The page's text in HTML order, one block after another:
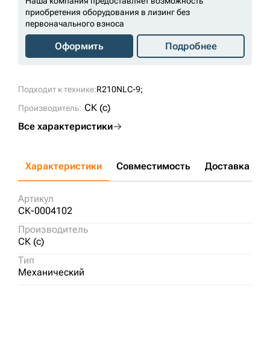
Подходит к технике:R210NLC-9;
Производитель: СК (c)
Все характеристики
приобретения оборудования в лизинг без
первоначального взноса
Оформить Подробнее
Характеристики Совместимость Доставка и
Артикул
СК-0004102
Производитель
СК (c)
Тип
Механический